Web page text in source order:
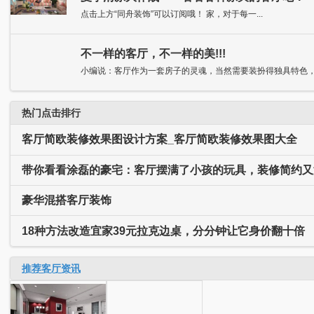
点击上方“同舟装饰”可以订阅哦！ 家，对于每一...
不一样的客厅，不一样的美!!!
小编说：客厅作为一套房子的灵魂，当然需要装扮得独具特色
热门点击排行
客厅简欧装修效果图设计方案_客厅简欧装修效果图大全
带你看看涂磊的豪宅：客厅摆满了小孩的玩具，装修简约
豪华混搭客厅装饰
18种方法改造宜家39元拉克边桌，分分钟让它身价翻十倍
推荐客厅资讯